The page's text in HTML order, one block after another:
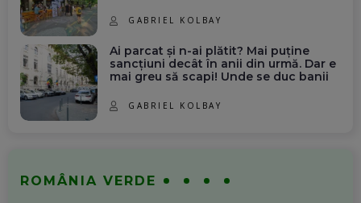
GABRIEL KOLBAY
Ai parcat și n-ai plătit? Mai puține
sancțiuni decât în anii din urmă. Dar e
mai greu să scapi! Unde se duc banii
GABRIEL KOLBAY
ROMÂNIA VERDE